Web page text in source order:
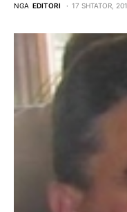
NGA EDITORI 17 SHTATOR,